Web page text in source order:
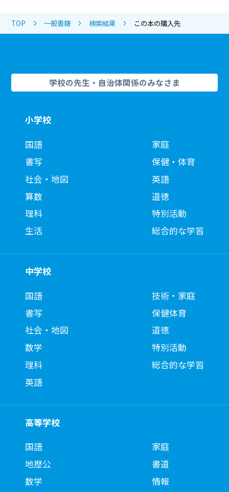
TOP 一般書籍 検索結果 この本の購入先
学校の先生・自治体関係のみなさま
小学校
国語
書写
社会・地図
算数
理科
生活
家庭
保健・体育
英語
道徳
特別活動
総合的な学習
中学校
国語
書写
社会・地図
数学
理科
英語
技術・家庭
保健体育
道徳
特別活動
総合的な学習
高等学校
国語
地歴公
数学
家庭
書道
情報